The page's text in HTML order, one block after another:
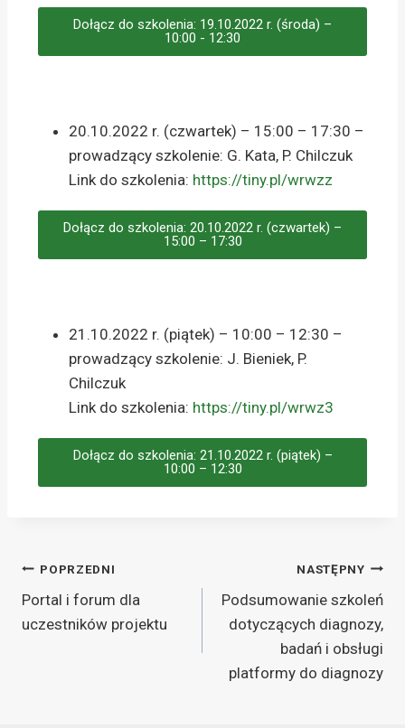
Dołącz do szkolenia: 19.10.2022 r. (środa) –
10:00 - 12:30
20.10.2022 r. (czwartek) – 15:00 – 17:30 –
prowadzący szkolenie: G. Kata, P. Chilczuk
Link do szkolenia: https://tiny.pl/wrwzz
Dołącz do szkolenia: 20.10.2022 r. (czwartek) –
15:00 – 17:30
21.10.2022 r. (piątek) – 10:00 – 12:30 –
prowadzący szkolenie: J. Bieniek, P.
Chilczuk
Link do szkolenia: https://tiny.pl/wrwz3
Dołącz do szkolenia: 21.10.2022 r. (piątek) –
10:00 – 12:30
POPRZEDNI
Portal i forum dla
uczestników projektu
NASTĘPNY
Podsumowanie szkoleń
dotyczących diagnozy,
badań i obsługi
platformy do diagnozy